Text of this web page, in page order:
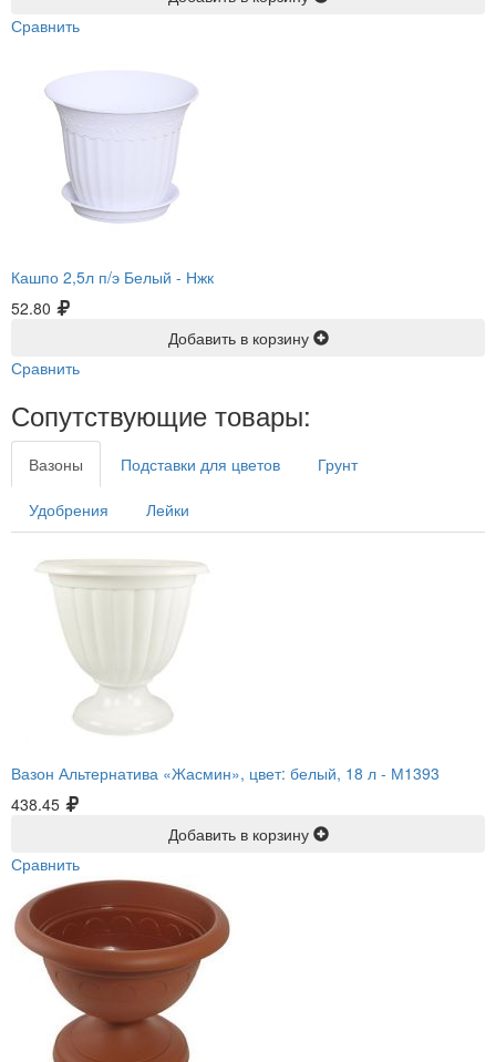
Сравнить
Кашпо 2,5л п/э Белый - Нжк
52.80
Добавить в корзину
Сравнить
Сопутствующие товары:
Вазоны Подставки для цветов Грунт
Удобрения Лейки
Вазон Альтернатива «Жасмин», цвет: белый, 18 л - М1393
438.45
Добавить в корзину
Сравнить